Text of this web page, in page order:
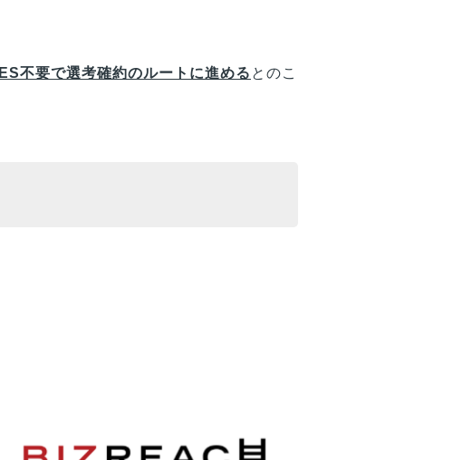
ES不要で選考確約のルートに進める とのこ